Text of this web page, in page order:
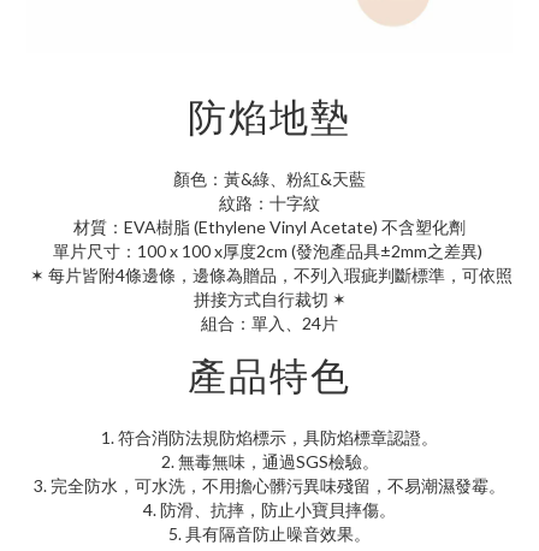
防焰地墊
顏色：黃&綠、粉紅&天藍
紋路：十字紋
材質：EVA樹脂 (Ethylene Vinyl Acetate) 不含塑化劑
單片尺寸：100 x 100 x厚度2cm (發泡產品具±2mm之差異)
✶ 每片皆附4條邊條，邊條為贈品，不列入瑕疵判斷標準，可依照
拼接方式自行裁切 ✶
組合：單入、24片
產品特色
1. 符合消防法規防焰標示，具防焰標章認證。
2. 無毒無味，通過SGS檢驗。
3. 完全防水，可水洗，不用擔心髒污異味殘留，不易潮濕發霉。
4. 防滑、抗摔，防止小寶貝摔傷。
5. 具有隔音防止噪音效果。